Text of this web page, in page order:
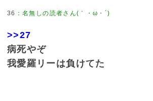
36
>>27
病死やぞ
我愛羅リーは負けてた